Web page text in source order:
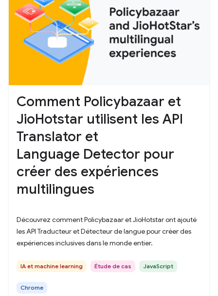
Comment Policybazaar et
JioHotstar utilisent les API
Translator et
Language Detector pour
créer des expériences
multilingues
Découvrez comment Policybazaar et JioHotstar ont ajouté
les API Traducteur et Détecteur de langue pour créer des
expériences inclusives dans le monde entier.
IA et machine learning Étude de cas JavaScript
Chrome